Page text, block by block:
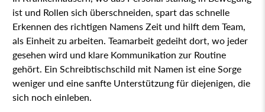
ist und Rollen sich überschneiden, spart das schnelle
Erkennen des richtigen Namens Zeit und hilft dem Team,
als Einheit zu arbeiten. Teamarbeit gedeiht dort, wo jeder
gesehen wird und klare Kommunikation zur Routine
gehört. Ein Schreibtischschild mit Namen ist eine Sorge
weniger und eine sanfte Unterstützung für diejenigen, die
sich noch einleben.